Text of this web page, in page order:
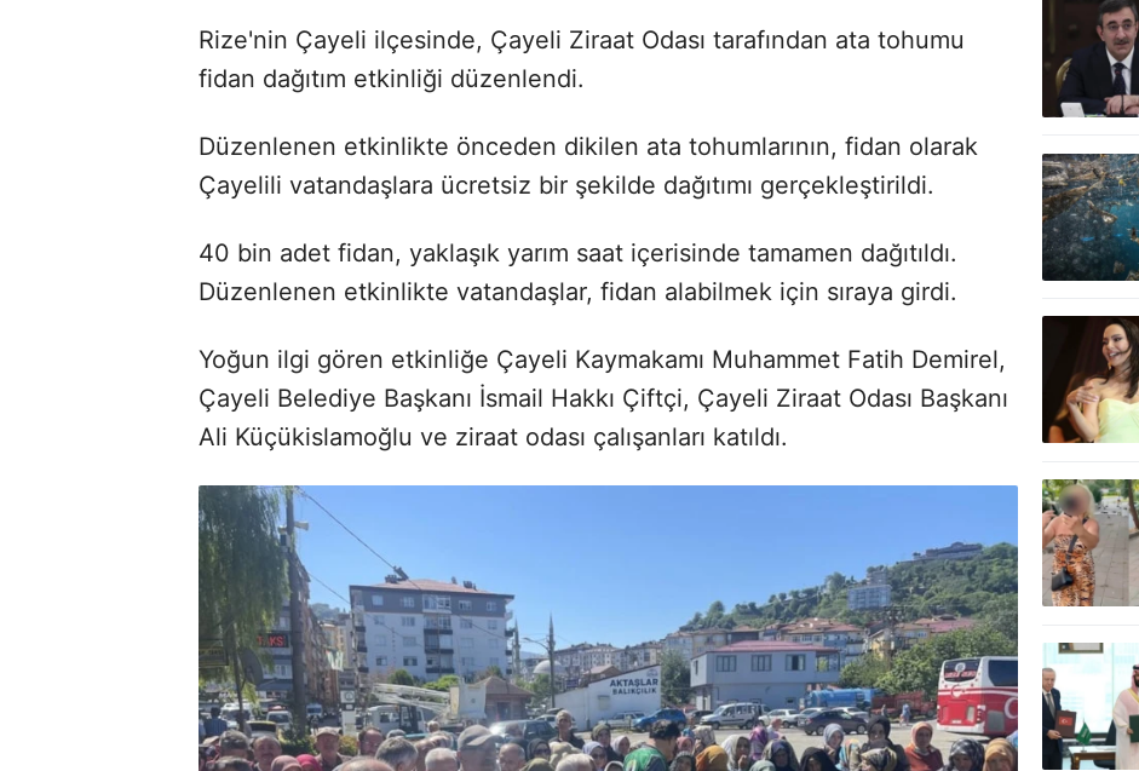
Rize'nin Çayeli ilçesinde, Çayeli Ziraat Odası tarafından ata tohumu
fidan dağıtım etkinliği düzenlendi.
Düzenlenen etkinlikte önceden dikilen ata tohumlarının, fidan olarak
Çayelili vatandaşlara ücretsiz bir şekilde dağıtımı gerçekleştirildi.
40 bin adet fidan, yaklaşık yarım saat içerisinde tamamen dağıtıldı.
Düzenlenen etkinlikte vatandaşlar, fidan alabilmek için sıraya girdi.
Yoğun ilgi gören etkinliğe Çayeli Kaymakamı Muhammet Fatih Demirel,
Çayeli Belediye Başkanı İsmail Hakkı Çiftçi, Çayeli Ziraat Odası Başkanı
Ali Küçükislamoğlu ve ziraat odası çalışanları katıldı.